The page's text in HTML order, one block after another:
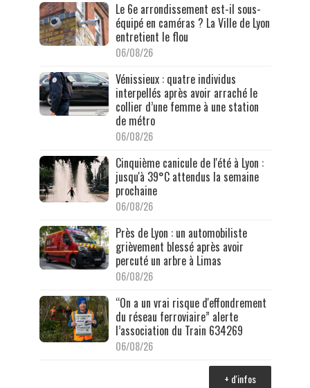
Le 6e arrondissement est-il sous-
équipé en caméras ? La Ville de Lyon
entretient le flou
06/08/26
Vénissieux : quatre individus
interpellés après avoir arraché le
collier d’une femme à une station
de métro
06/08/26
Cinquième canicule de l'été à Lyon :
jusqu'à 39°C attendus la semaine
prochaine
06/08/26
Près de Lyon : un automobiliste
grièvement blessé après avoir
percuté un arbre à Limas
06/08/26
“On a un vrai risque d'effondrement
du réseau ferroviaire” alerte
l’association du Train 634269
06/08/26
+ d'infos